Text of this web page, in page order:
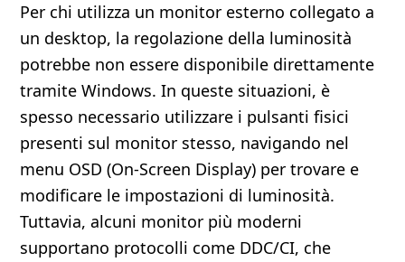
Per chi utilizza un monitor esterno collegato a
un desktop, la regolazione della luminosità
potrebbe non essere disponibile direttamente
tramite Windows. In queste situazioni, è
spesso necessario utilizzare i pulsanti fisici
presenti sul monitor stesso, navigando nel
menu OSD (On-Screen Display) per trovare e
modificare le impostazioni di luminosità.
Tuttavia, alcuni monitor più moderni
supportano protocolli come DDC/CI, che